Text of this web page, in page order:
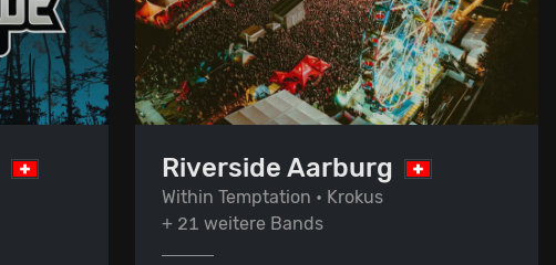
Riverside Aarburg
Within Temptation • Krokus
+ 21 weitere Bands